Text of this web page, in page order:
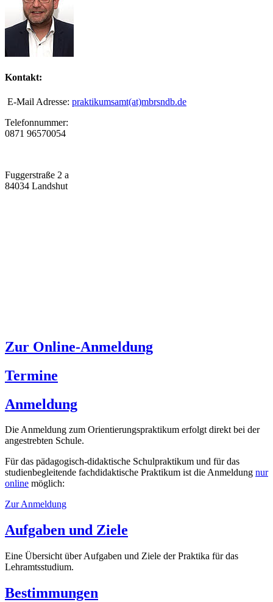
Kontakt:
E-Mail Adresse: praktikumsamt(at)mbrsndb.de
Telefonnummer:
0871 96570054
Fuggerstraße 2 a
84034 Landshut
Zur Online-Anmeldung
Termine
Anmeldung
Die Anmeldung zum Orientierungspraktikum erfolgt direkt bei der
angestrebten Schule.
Für das pädagogisch-didaktische Schulpraktikum und für das
studienbegleitende fachdidaktische Praktikum ist die Anmeldung nur
online möglich:
Zur Anmeldung
Aufgaben und Ziele
Eine Übersicht über Aufgaben und Ziele der Praktika für das
Lehramtsstudium.
Bestimmungen